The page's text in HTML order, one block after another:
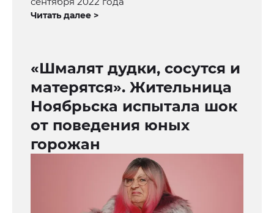
Читать далее >
«Шмалят дудки, сосутся и
матерятся». Жительница
Ноябрьска испытала шок
от поведения юных
горожан